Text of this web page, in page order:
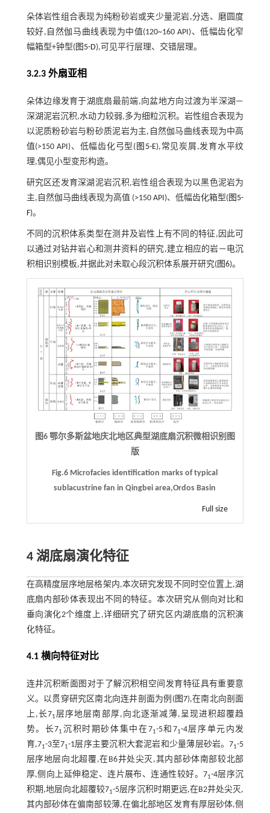
朵体岩性组合表现为纯粉砂岩或夹少量泥岩,分选、磨圆度
较好,自然伽马曲线表现为中值(120~160 API)、低幅齿化窄
幅箱型+钟型( 图5-D),可见平行层理、交错层理。
3.2.3 外扇亚相
朵体边缘发育于湖底扇最前端,向盆地方向过渡为半深湖—
深湖泥岩沉积,水动力较弱,多为细粒沉积。岩性组合表现为
以泥质粉砂岩与粉砂质泥岩为主,自然伽马曲线表现为中高
值(>150 API)、低幅齿化弓型( 图5-E),常见炭屑,发育水平纹
理,偶见小型变形构造。
研究区还发育深湖泥岩沉积,岩性组合表现为以黑色泥岩为
主,自然伽马曲线表现为高值 (>150 API)、低幅齿化箱型( 图5-
F)。
不同的沉积体系类型在测井及岩性上有不同的特征,因此可
以通过对钻井岩心和测井资料的研究,建立相应的岩—电沉
积相识别模板,并据此对未取心段沉积体系展开研究( 图6)。
图6 鄂尔多斯盆地庆北地区典型湖底扇沉积微相识别图
版
Fig.6 Microfacies identification marks of typical
sublacustrine fan in Qingbei area,Ordos Basin
Full size
4 湖底扇演化特征
在高精度层序地层格架内,本次研究发现不同时空位置上,湖
底扇内部砂体表现出不同的特征。本次研究从侧向对比和
垂向演化2个维度上,详细研究了研究区内湖底扇的沉积演
化特征。
4.1 横向特征对比
连井沉积断面图对于了解沉积相空间发育特征具有重要意
义。以贯穿研究区南北向连井剖面为例(图7),在南北向剖面
上,长71层序地层南部厚,向北逐渐减薄,呈现进积超覆趋
势。长71 沉积时期砂体集中在71-5和71-4层序单元内发
育,71-3至71-1层序主要沉积大套泥岩和少量薄层砂岩。71-5
层序地层向北超覆,在B6井处尖灭,其内部砂体南部较北部
厚,侧向上延伸稳定、连片展布、连通性较好。71-4层序沉
积期,地层向北超覆较71-5层序沉积时期更远,在B2井处尖灭,
其内部砂体在偏南部较薄,在偏北部地区发育有厚层砂体,侧